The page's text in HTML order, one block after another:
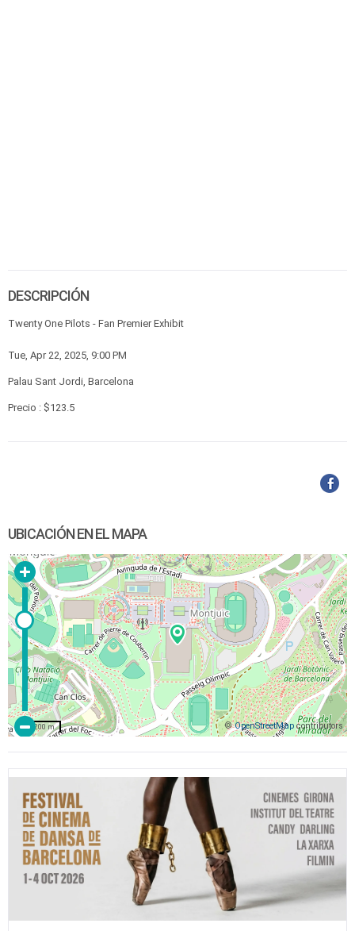
DESCRIPCIÓN
Twenty One Pilots - Fan Premier Exhibit
Tue, Apr 22, 2025, 9:00 PM
Palau Sant Jordi, Barcelona
Precio : $123.5
UBICACIÓN EN EL MAPA
©OpenStreetMap contributors
200 m